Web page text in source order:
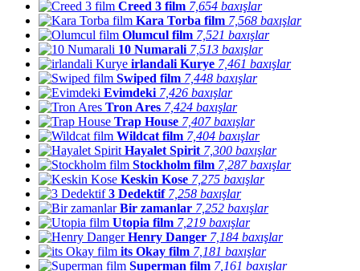
Creed 3 film 7,654 baxışlar
Kara Torba film 7,568 baxışlar
Olumcul film 7,521 baxışlar
10 Numarali 7,513 baxışlar
irlandali Kurye 7,461 baxışlar
Swiped film 7,448 baxışlar
Evimdeki 7,426 baxışlar
Tron Ares 7,424 baxışlar
Trap House 7,407 baxışlar
Wildcat film 7,404 baxışlar
Hayalet Spirit 7,300 baxışlar
Stockholm film 7,287 baxışlar
Keskin Kose 7,275 baxışlar
3 Dedektif 7,258 baxışlar
Bir zamanlar 7,252 baxışlar
Utopia film 7,219 baxışlar
Henry Danger 7,184 baxışlar
its Okay film 7,181 baxışlar
Superman film 7,161 baxışlar